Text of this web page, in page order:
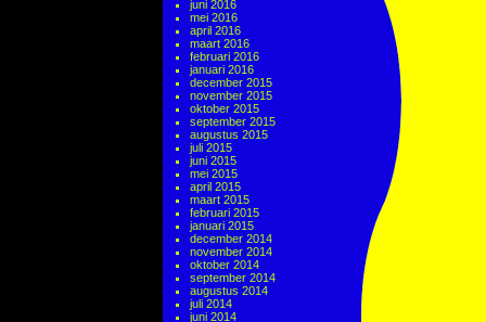
juni 2016
mei 2016
april 2016
maart 2016
februari 2016
januari 2016
december 2015
november 2015
oktober 2015
september 2015
augustus 2015
juli 2015
juni 2015
mei 2015
april 2015
maart 2015
februari 2015
januari 2015
december 2014
november 2014
oktober 2014
september 2014
augustus 2014
juli 2014
juni 2014